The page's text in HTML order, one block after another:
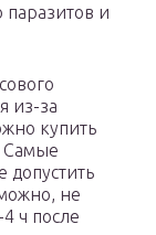
и
из-за
купить
Самые
допустить
не
ч после